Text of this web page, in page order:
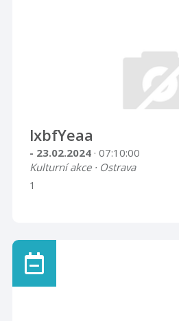
lxbfYeaa
- 23.02.2024 · 07:10:00
Kulturní akce · Ostrava
1